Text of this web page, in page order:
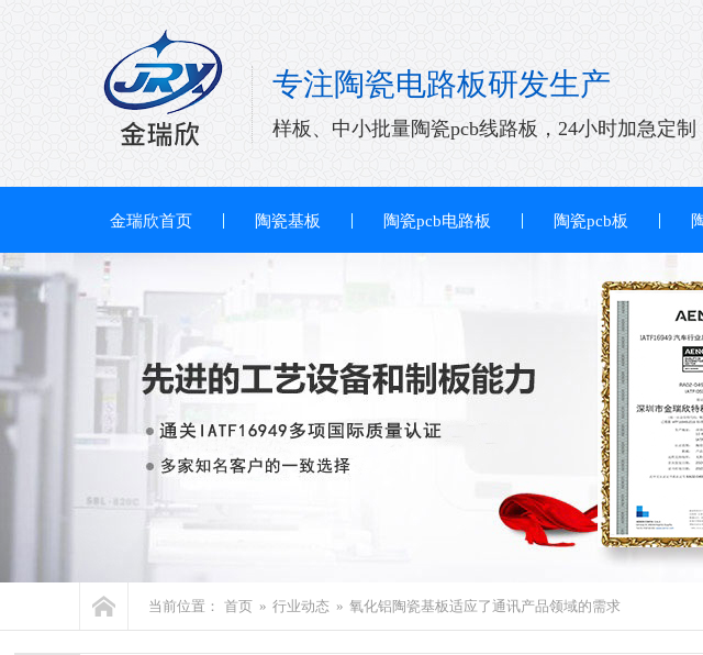
专注陶瓷电路板研发生产
样板、中小批量陶瓷pcb线路板，24小时加急定制
金瑞欣首页 陶瓷基板 陶瓷pcb电路板 陶瓷pcb板
当前位置： 首页 » 行业动态 » 氧化铝陶瓷基板适应了通讯产品领域的需求